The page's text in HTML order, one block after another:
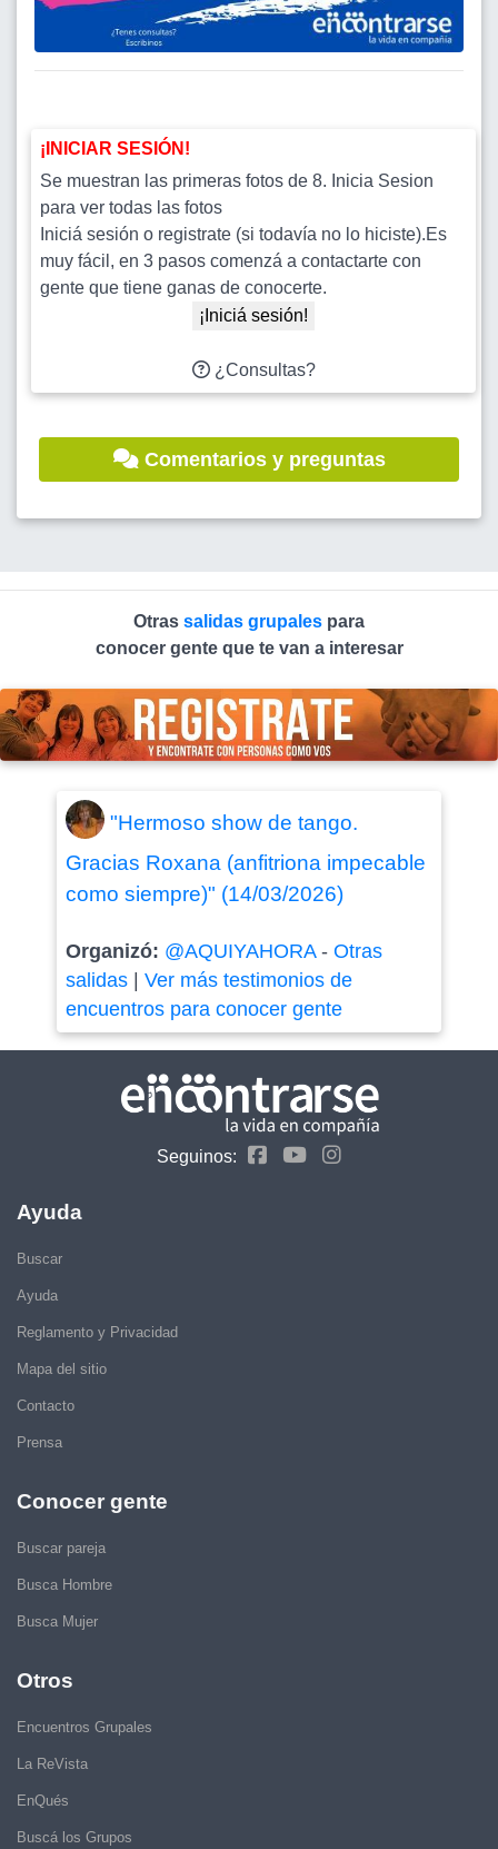
¡INICIAR SESIÓN!
Se muestran las primeras fotos de 8. Inicia Sesion
para ver todas las fotos
Iniciá sesión o registrate (si todavía no lo hiciste).Es
muy fácil, en 3 pasos comenzá a contactarte con
gente que tiene ganas de conocerte.
¡Iniciá sesión!
¿Consultas?
Comentarios y preguntas
Otras salidas grupales para
conocer gente que te van a interesar
"Hermoso show de tango.
Gracias Roxana (anfitriona impecable
como siempre)" (14/03/2026)
Organizó: @AQUIYAHORA- Otras
salidas| Ver más testimonios de
encuentros para conocer gente
Seguinos:
Ayuda
Buscar
Ayuda
Reglamento y Privacidad
Mapa del sitio
Contacto
Prensa
Conocer gente
Buscar pareja
Busca Hombre
Busca Mujer
Otros
Encuentros Grupales
La ReVista
EnQués
Buscá los Grupos